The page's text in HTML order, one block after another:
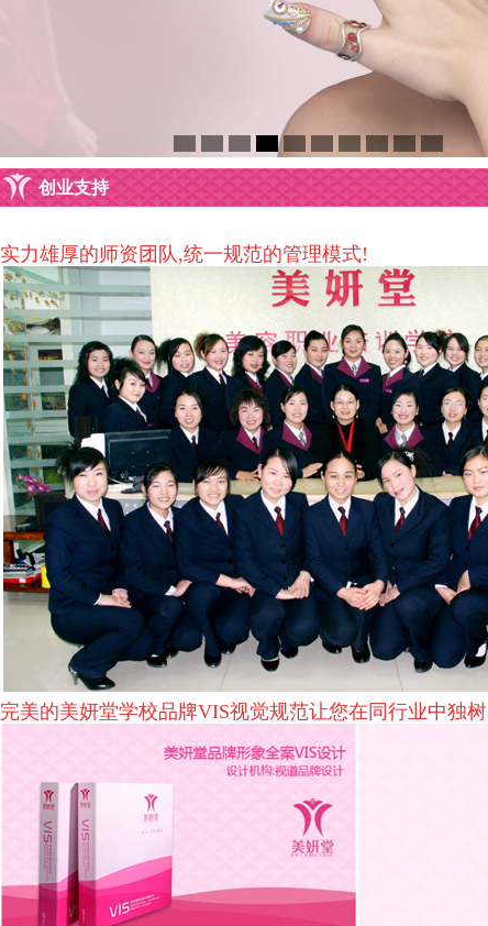
创业支持
实力雄厚的师资团队,统一规范的管理模式!
完美的美妍堂学校品牌VIS视觉规范让您在同行业中独